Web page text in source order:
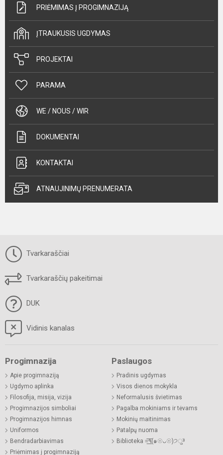
PRIĖMIMAS Į PROGIMNAZIJĄ
ĮTRAUKUSIS UGDYMAS
PROJEKTAI
PARAMA
WE / NOUS / WIR
DOKUMENTAI
KONTAKTAI
ATNAUJINIMŲ PRENUMERATA
Tvarkaraščiai
Tvarkaraščių pakeitimai
DUK
Vidinis kanalas
Progimnazija
Apie progimnaziją
Ugdymo aplinka
Filosofija, misija, vizija
Progimnazijos simboliai
Progimnazijos himnas
Uniformos
Bendradarbiavimas
Priėmimas į progimnaziją
Paslaugos
Pradinis ugdymas
Visos dienos mokykla
Neformalusis švietimas
Pagalba mokiniams ir tėvams
Mokinių maitinimas
Patalpų nuoma
Biblioteka =͟͟͞͞٩(๑☉ᴗ☉)੭ु⁾⁾